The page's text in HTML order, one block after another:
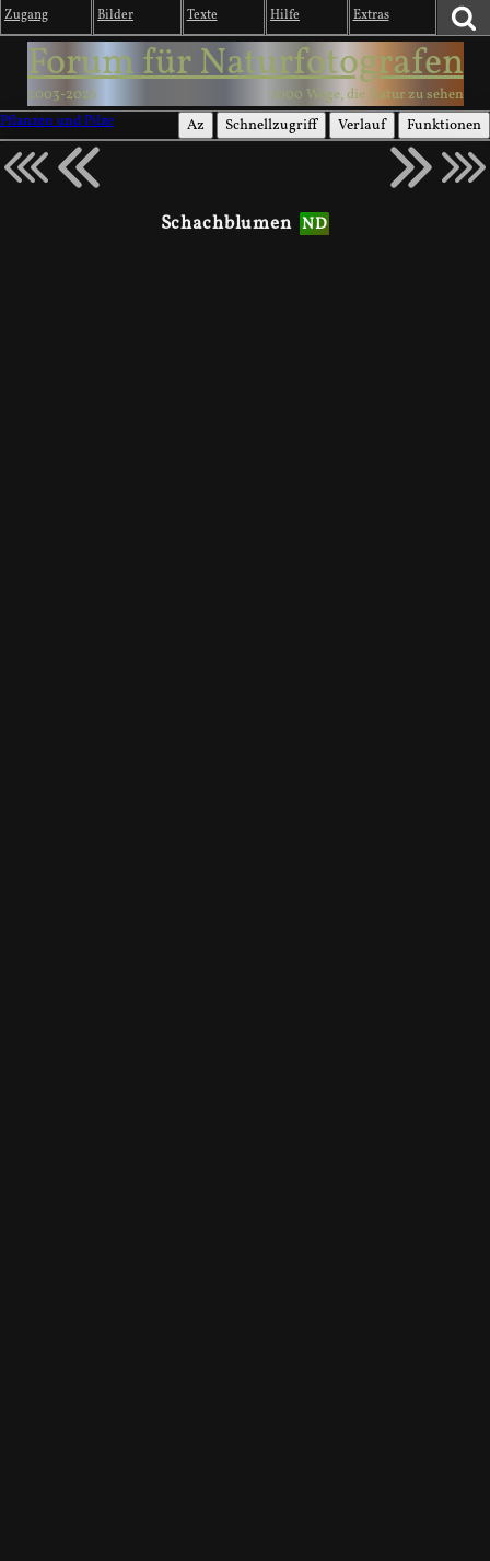
Zugang Bilder Texte Hilfe Extras
Forum für Naturfotografen
2003-2026
1000 Wege, die Natur zu sehen
Pflanzen und Pilze
Az Schnellzugriff Verlauf Funktionen
Schachblumen